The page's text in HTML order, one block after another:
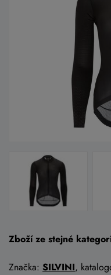
Zboží ze stejné
Značka: SILVINI,